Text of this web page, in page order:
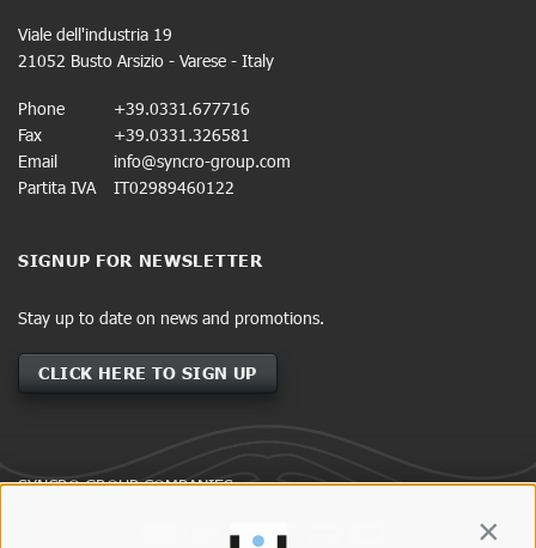
Viale dell'industria 19
21052 Busto Arsizio - Varese - Italy
Phone
+39.0331.677716
Fax
+39.0331.326581
Email
info@syncro-group.com
Partita IVA
IT02989460122
SIGNUP FOR NEWSLETTER
Stay up to date on news and promotions.
CLICK HERE TO SIGN UP
SYNCRO GROUP COMPANIES: